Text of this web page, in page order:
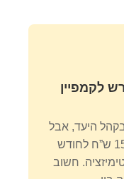
לקמפיין
היעד, אבל
בממוצע מומלץ על לפחות 15,000 ש”ח לחודש
חשוב